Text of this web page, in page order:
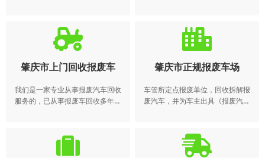
报废均可，数量不限);高效全面快速
一站式办理各类机动车报废注销业
务。
交售给机动车回收企业，由机动车
回收企业将报废的机动车登记证
书、号牌、行驶证交公安机关交通
管理部门注销。机动车所有人逾期
不办理注销登记的，公安机关交通
管理部门应当公告该机动车登记证
书、号牌、行驶证作废。 报废电
话：4008-565-122
肇庆市上门回收报废车
我们是一家专业从事报废汽车回收
服务的，已从事报废车回收多年。
废汽车回收、回收报废车、报废车
肇庆市正规报废车场
车管所定点报废单位，回收拆解报
废汽车，并为车主出具《报废汽车
规定销售给有资质的流通企业，可
利用的报废汽车回用件在销售时标